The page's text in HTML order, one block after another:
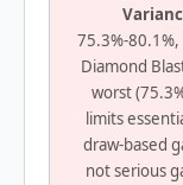
75.3%-
Diamond
worst
limits
draw-based
not serious